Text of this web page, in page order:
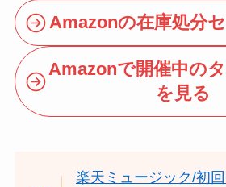
Amazonの在庫処分
Amazonで開催中の
を見る
楽天ミュージック/初